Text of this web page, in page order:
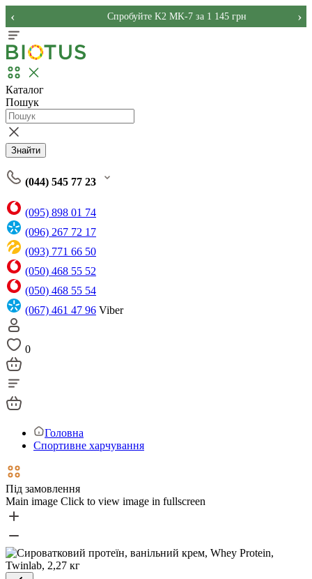
Спробуйте K2 MK-7 за 1 145 грн
‹ ›
Каталог
Пошук
Знайти
(044) 545 77 23
(095) 898 01 74
(096) 267 72 17
(093) 771 66 50
(050) 468 55 52
(050) 468 55 54
(067) 461 47 96 Viber
0
Головна
Спортивне харчування
Під замовлення
Main image Click to view image in fullscreen